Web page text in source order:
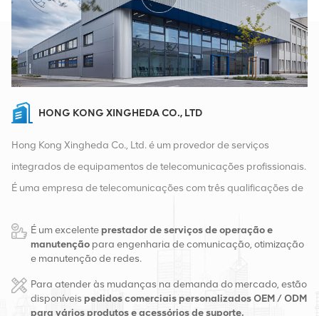
HONG KONG XINGHEDA CO., LTD
Hong Kong Xingheda Co., Ltd. é um provedor de serviços
integrados de equipamentos de telecomunicações profissionais.
É uma empresa de telecomunicações com três qualificações de
empresa possui dois armazéns inteligentes e centros de
distribuição de fábrica em Changsha e Hong Kong. Em 2016,
China. Com sede na China, realizamos negócios internacionais
É um excelenteprestador de serviços de operação e
manutenção para engenharia de comunicação, otimização
e manutenção de redes.
Para atender às mudanças na demanda do mercado, estão
disponíveispedidos comerciais personalizados OEM / ODM
para vários produtos e acessórios de suporte.